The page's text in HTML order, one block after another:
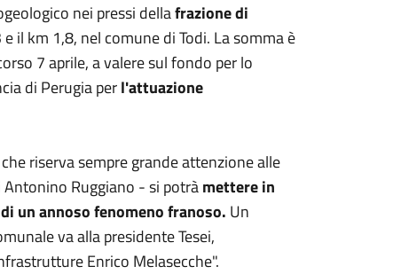
nei pressi dellafrazione di
il km 1,8, nel comune di Todi. La somma è
7 aprile, a valere sul fondo per lo
di Perugia perl'attuazione
riserva sempre grande attenzione alle
Ruggiano - si potràmettere in
un annoso fenomeno franoso. Un
va alla presidente Tesei,
Enrico Melasecche".